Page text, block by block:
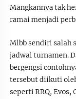
Mangkannya tak
ramai menjadi
Mlbb sendiri salah
jadwal turnamen.
bergengsi
tersebut diikuti
seperti RRQ, Evos,